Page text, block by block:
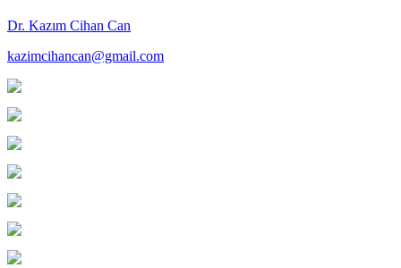
Dr. Kazım Cihan Can
kazimcihancan@gmail.com